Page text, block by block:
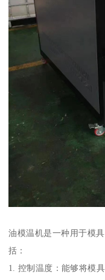
油模温机是一种用于模
括：
1. 控制温度：能够将模